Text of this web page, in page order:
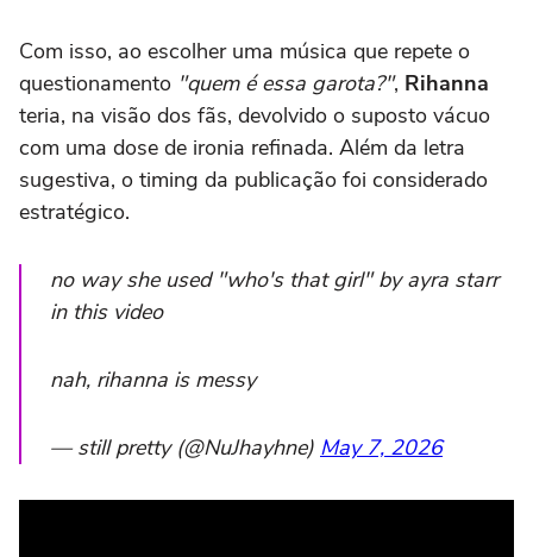
Com isso, ao escolher uma música que repete o
questionamento "quem é essa garota?", Rihanna
teria, na visão dos fãs, devolvido o suposto vácuo
com uma dose de ironia refinada. Além da letra
sugestiva, o timing da publicação foi considerado
estratégico.
no way she used "who's that girl" by ayra starr
in this video
nah, rihanna is messy
— still pretty (@NuJhayhne) May 7, 2026